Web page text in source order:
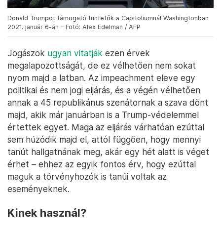
Donald Trumpot támogató tüntetők a Capitoliumnál Washingtonban
2021. január 6-án – Fotó: Alex Edelman / AFP
Jogászok ugyan vitatják ezen érvek
megalapozottságát, de ez vélhetően nem sokat
nyom majd a latban. Az impeachment eleve egy
politikai és nem jogi eljárás, és a végén vélhetően
annak a 45 republikánus szenátornak a szava dönt
majd, akik már januárban is a Trump-védelemmel
értettek egyet. Maga az eljárás várhatóan ezúttal
sem húzódik majd el, attól függően, hogy mennyi
tanút hallgatnának meg, akár egy hét alatt is véget
érhet – ehhez az egyik fontos érv, hogy ezúttal
maguk a törvényhozók is tanúi voltak az
eseményeknek.
Kinek használ?